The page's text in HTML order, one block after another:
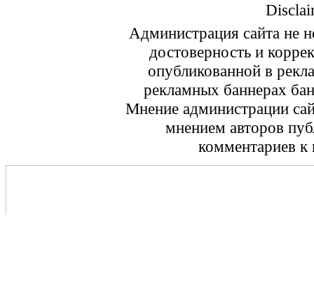
Администрация сайта не
достоверность и
опубликованной в
рекламных баннерах
Мнение администрации
мнением авторов
комментариев к